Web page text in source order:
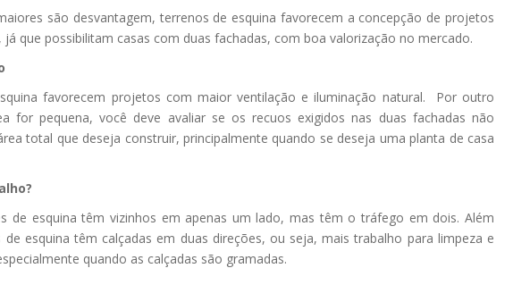
são desvantagem, terrenos de esquina favorecem a concepção de projetos
já que possibilitam casas com duas fachadas, com boa valorização no mercado.
favorecem projetos com maior ventilação e iluminação natural. Por outro
for pequena, você deve avaliar se os recuos exigidos nas duas fachadas não
total que deseja construir, principalmente quando se deseja uma planta de casa
de esquina têm vizinhos em apenas um lado, mas têm o tráfego em dois. Além
de esquina têm calçadas em duas direções, ou seja, mais trabalho para limpeza e
quando as calçadas são gramadas.